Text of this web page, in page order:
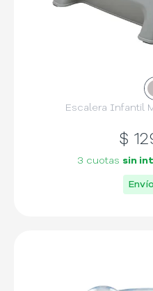
Escalera Infantil
$
3 cuotas sin